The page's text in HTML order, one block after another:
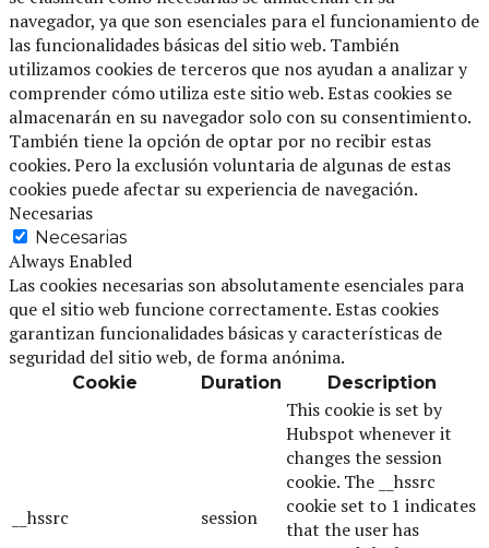
navegador, ya que son esenciales para el funcionamiento de
las funcionalidades básicas del sitio web. También
utilizamos cookies de terceros que nos ayudan a analizar y
comprender cómo utiliza este sitio web. Estas cookies se
almacenarán en su navegador solo con su consentimiento.
También tiene la opción de optar por no recibir estas
cookies. Pero la exclusión voluntaria de algunas de estas
cookies puede afectar su experiencia de navegación.
Necesarias
Necesarias
Always Enabled
Las cookies necesarias son absolutamente esenciales para
que el sitio web funcione correctamente. Estas cookies
garantizan funcionalidades básicas y características de
seguridad del sitio web, de forma anónima.
Cookie Duration Description
__hssrc session
This cookie is set by
Hubspot whenever it
changes the session
cookie. The __hssrc
cookie set to 1 indicates
that the user has